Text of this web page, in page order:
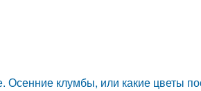
Осенние клумбы, или какие цветы